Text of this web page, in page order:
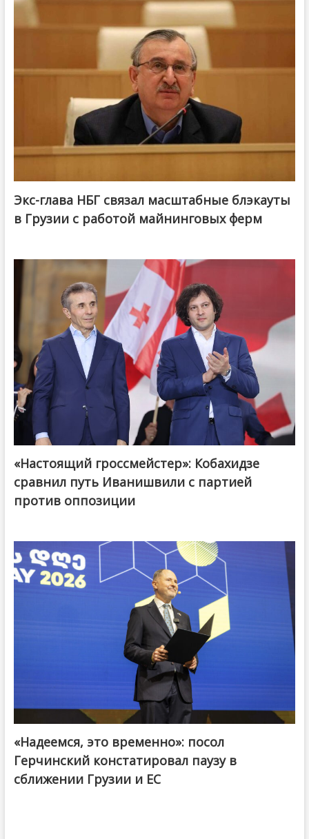
Экс-глава НБГ связал масштабные блэкауты
в Грузии с работой майнинговых ферм
@ქართული ოცნება / Georgian Dream
«Настоящий гроссмейстер»: Кобахидзе
сравнил путь Иванишвили с партией
против оппозиции
«Надеемся, это временно»: посол
Герчинский констатировал паузу в
сближении Грузии и ЕС